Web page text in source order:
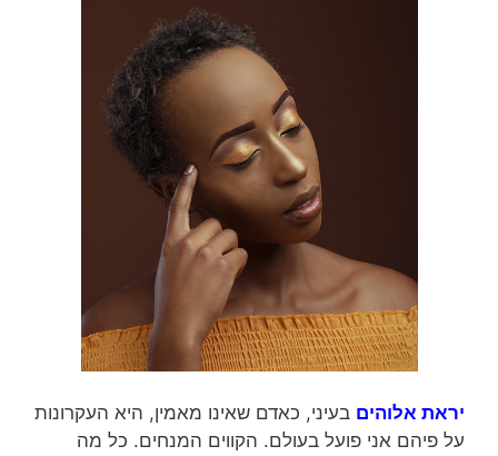
יראת אלוהים בעיני, כאדם שאינו מאמין, היא העקרונות
על פיהם אני פועל בעולם. הקווים המנחים. כל מה